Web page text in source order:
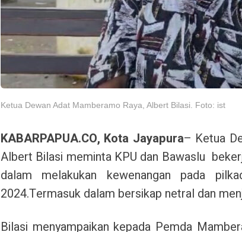
Ketua Dewan Adat Mamberamo Raya, Albert Bilasi. Foto: ist
KABARPAPUA.CO, Kota Jayapura– Ketua
Albert Bilasi meminta KPU dan Bawaslu
dalam melakukan kewenangan pada
2024.Termasuk dalam bersikap netral dan
Bilasi menyampaikan kepada Pemda